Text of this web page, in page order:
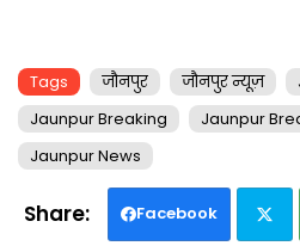
Tags जौनपुर जौनपुर न्यूज़
Jaunpur Breaking
Jaunpur
Jaunpur News
Facebook